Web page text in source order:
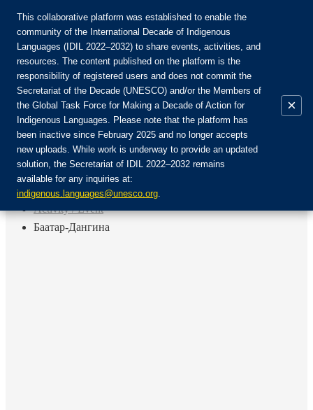
Join the Community:
Login
EN
FR
ES
RU
Home
Activity / Event
Баатар-Дангина
This collaborative platform was established to enable the
community of the International Decade of Indigenous
Languages (IDIL 2022–2032) to share events, activities, and
resources. The content published on the platform is the
responsibility of registered users and does not commit the
Secretariat of the Decade (UNESCO) and/or the Members of
the Global Task Force for Making a Decade of Action for
Indigenous Languages. Please note that the platform has
been inactive since February 2025 and no longer accepts
new uploads. While work is underway to provide an updated
solution, the Secretariat of IDIL 2022–2032 remains
available for any inquiries at:
indigenous.languages@unesco.org.
×